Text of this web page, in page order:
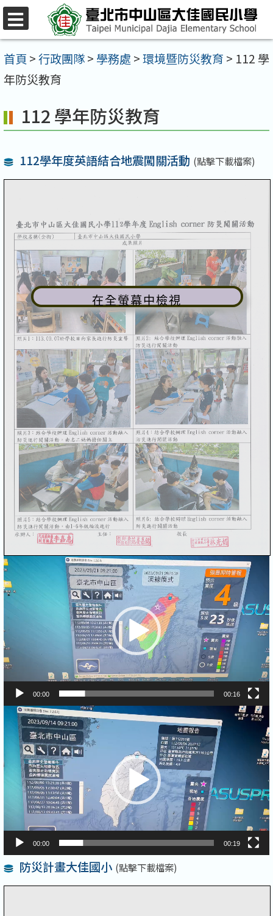
跳
至
主
要
容
區
首頁 >行政團隊> 學務處 >環境暨防災教育 > 112 學
年防災教育
112 學年防災教育
112學年度英語結合地震闖關活動 (點擊下載檔案)
在全螢幕中檢視
視
訊
放
器
00:00 00:16
播
放
00:00 00:19
防災計畫大佳國小 (點擊下載檔案)
選
單